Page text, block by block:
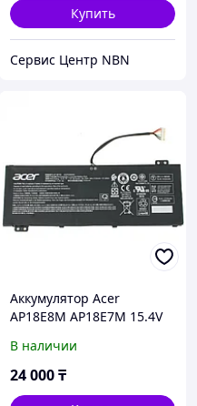
Купить
Сервис Центр NBN
Аккумулятор Acer
AP18E8M AP18E7M 15.4V
батарея аккумулятор
ORIGINAL
В наличии
24 000₸